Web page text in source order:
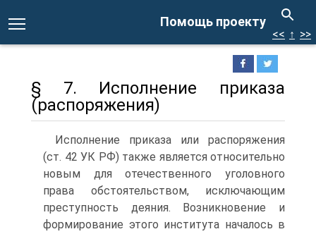
Помощь проекту
<< ↑ >>
§ 7. Исполнение приказа
(распоряжения)
Исполнение приказа или распоряжения
(ст. 42 УК РФ) также является относительно
новым для отечественного уголовного
права обстоятельством, исключающим
преступность деяния. Возникновение и
формирование этого института началось в